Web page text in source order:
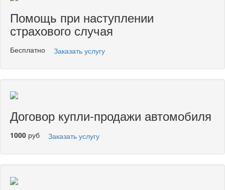
Помощь при наступлении
страхового случая
Бесплатно Заказать услугу
Договор купли-продажи автомобиля
1000 руб Заказать услугу